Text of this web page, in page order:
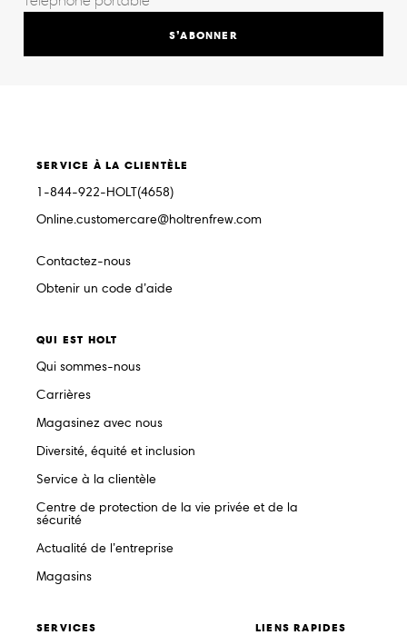
S’ABONNER
SERVICE À LA CLIENTÈLE
1-844-922-HOLT(4658)
Online.customercare@holtrenfrew.com
Contactez-nous
Obtenir un code d’aide
QUI EST HOLT
Qui sommes-nous
Carrières
Magasinez avec nous
Diversité, équité et inclusion
Service à la clientèle
Centre de protection de la vie privée et de la
sécurité
Actualité de l’entreprise
Magasins
SERVICES LIENS RAPIDES